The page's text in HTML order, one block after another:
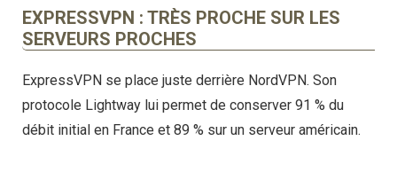
EXPRESSVPN : TRÈS PROCHE SUR LES
SERVEURS PROCHES
ExpressVPN se place juste derrière NordVPN. Son
protocole Lightway lui permet de conserver 91 % du
débit initial en France et 89 % sur un serveur américain.